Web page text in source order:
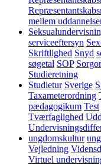
mellem
serviceeftersyn
Skriftlighed Snyd
søgetal SOP
Studieretning
Studietur Sverige
Taxameterordning
pædagogikum Test
Tværfaglighed
ungdomskultur
Vejledning
Virtuel